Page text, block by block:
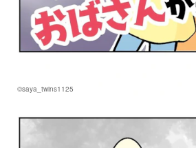
©saya_twins1125